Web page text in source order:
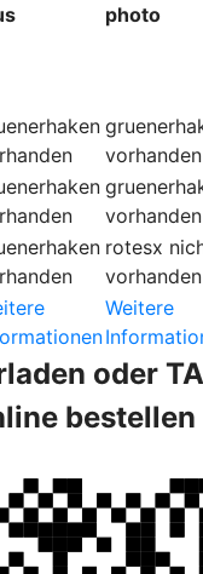
photo
vorhanden
vorhanden
rotesx
vorhanden
Weitere
oder
bestellen